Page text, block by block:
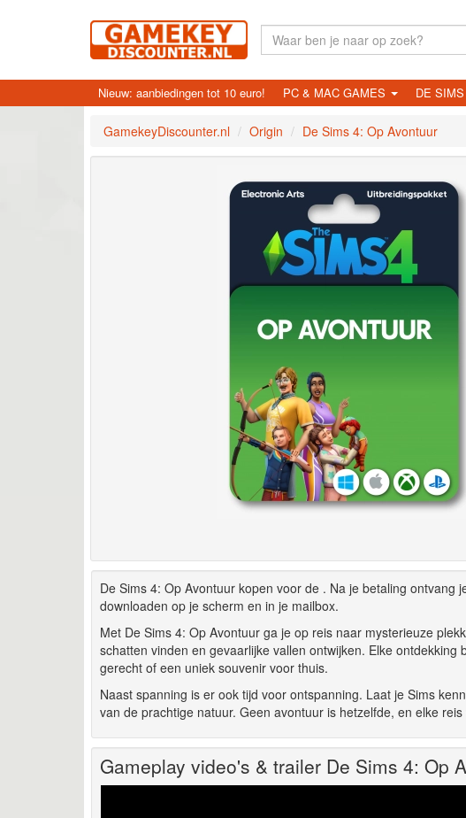
Nieuw: aanbiedingen tot 10 euro! PC & MAC GAMES DE SIMS
GamekeyDiscounter.nl Origin De Sims 4: Op Avontuur
De Sims 4: Op Avontuur kopen voor de . Na je betaling
downloaden op je scherm en in je mailbox.
Met De Sims 4: Op Avontuur ga je op reis naar mysterieuze
schatten vinden en gevaarlijke vallen ontwijken. Elke
gerecht of een uniek souvenir voor thuis.
Naast spanning is er ook tijd voor ontspanning. Laat je Sims
van de prachtige natuur. Geen avontuur is hetzelfde, en elke
Gameplay video's & trailer De Sims 4: Op